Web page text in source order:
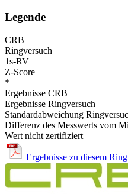
Legende
CRB
Ringversuch
1s-RV
Z-Score
*
Ergebnisse CRB
Ergebnisse Ringversuch
Standardabweichung
Differenz des Messwerts vom
Wert nicht zertifiziert
Ergebnisse zu diesem